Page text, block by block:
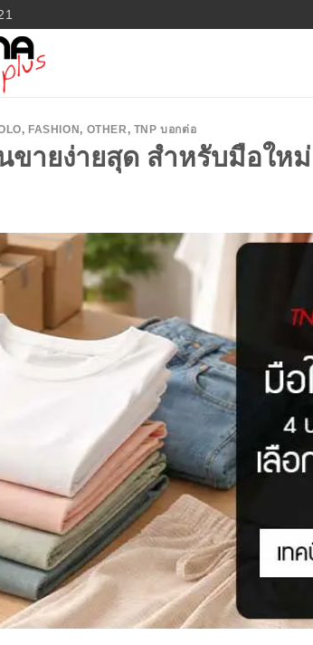
, FASHION , OTHER , TNP บอกต่อ
ขายง่ายสุด สำหรับมือใหม่